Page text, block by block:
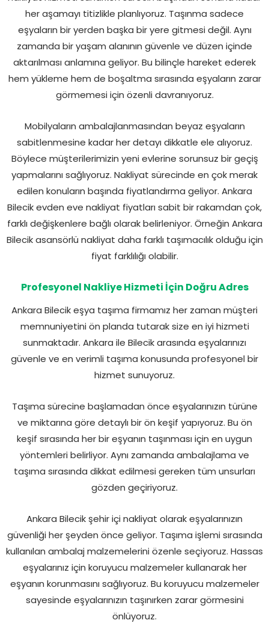
her aşamayı titizlikle planlıyoruz. Taşınma sadece
eşyaların bir yerden başka bir yere gitmesi değil. Aynı
zamanda bir yaşam alanının güvenle ve düzen içinde
aktarılması anlamına geliyor. Bu bilinçle hareket ederek
hem yükleme hem de boşaltma sırasında eşyaların zarar
görmemesi için özenli davranıyoruz.
Mobilyaların ambalajlanmasından beyaz eşyaların
sabitlenmesine kadar her detayı dikkatle ele alıyoruz.
Böylece müşterilerimizin yeni evlerine sorunsuz bir geçiş
yapmalarını sağlıyoruz. Nakliyat sürecinde en çok merak
edilen konuların başında fiyatlandırma geliyor. Ankara
Bilecik evden eve nakliyat fiyatları sabit bir rakamdan çok,
farklı değişkenlere bağlı olarak belirleniyor. Örneğin Ankara
Bilecik asansörlü nakliyat daha farklı taşımacılık olduğu için
fiyat farklılığı olabilir.
Profesyonel Nakliye Hizmeti İçin Doğru Adres
Ankara Bilecik eşya taşıma firmamız her zaman müşteri
memnuniyetini ön planda tutarak size en iyi hizmeti
sunmaktadır. Ankara ile Bilecik arasında eşyalarınızı
güvenle ve en verimli taşıma konusunda profesyonel bir
hizmet sunuyoruz.
Taşıma sürecine başlamadan önce eşyalarınızın türüne
ve miktarına göre detaylı bir ön keşif yapıyoruz. Bu ön
keşif sırasında her bir eşyanın taşınması için en uygun
yöntemleri belirliyor. Aynı zamanda ambalajlama ve
taşıma sırasında dikkat edilmesi gereken tüm unsurları
gözden geçiriyoruz.
Ankara Bilecik şehir içi nakliyat olarak eşyalarınızın
güvenliği her şeyden önce geliyor. Taşıma işlemi sırasında
kullanılan ambalaj malzemelerini özenle seçiyoruz. Hassas
eşyalarınız için koruyucu malzemeler kullanarak her
eşyanın korunmasını sağlıyoruz. Bu koruyucu malzemeler
sayesinde eşyalarınızın taşınırken zarar görmesini
önlüyoruz.